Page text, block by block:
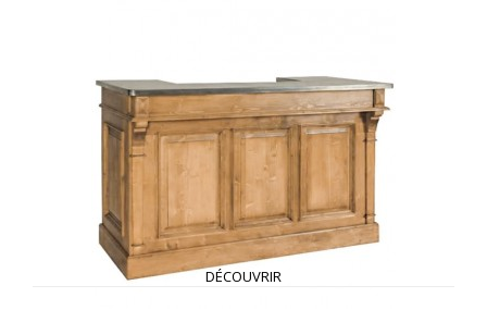
DÉCOUVRIR